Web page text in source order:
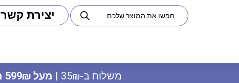
יצירת קשר
משלוח ב-35₪ | מעל 599₪ משלוח חינם או איסוף עצמי